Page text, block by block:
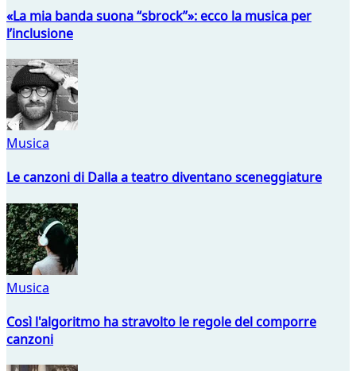
«La mia banda suona “sbrock”»: ecco la musica per
l’inclusione
Musica
Le canzoni di Dalla a teatro diventano sceneggiature
Musica
Così l'algoritmo ha stravolto le regole del comporre
canzoni